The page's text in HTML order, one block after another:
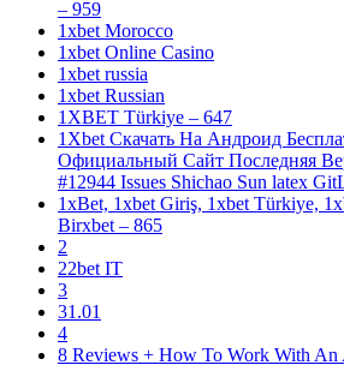
– 959
1xbet Morocco
1xbet Online Casino
1xbet russia
1xbet Russian
1XBET Türkiye – 647
1Xbet Скачать На Андроид
Официальный Сайт Последняя
#12944 Issues Shichao Sun latex
1xBet, 1xbet Giriş, 1xbet Türkiye,
Birxbet – 865
2
22bet IT
3
31.01
4
8 Reviews + How To Work With An